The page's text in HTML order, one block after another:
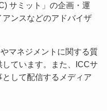
サミット」の企画・運
ンスなどのアドバイザ
マネジメントに関する質
ています。また、ICCサ
して配信するメディア